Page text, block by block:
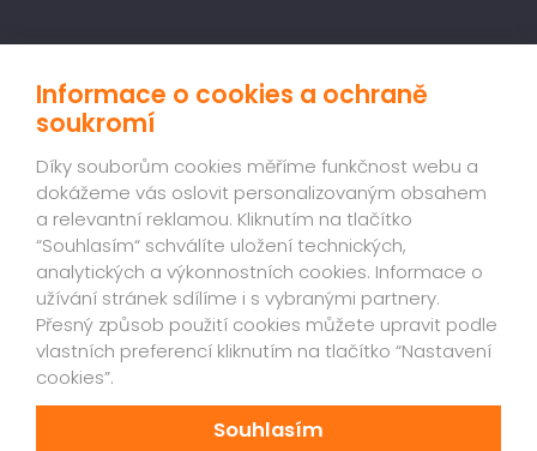
Ceník
NEWSLETTER
Registrujte se do našeho newsletteru, ať vám nic neunikne.
CS
newsletter
Registrovat
Informace o cookies a ochraně
soukromí
Díky souborům cookies měříme funkčnost webu a
dokážeme vás oslovit personalizovaným obsahem
a relevantní reklamou. Kliknutím na tlačítko
“Souhlasím“ schválíte uložení technických,
analytických a výkonnostních cookies. Informace o
užívání stránek sdílíme i s vybranými partnery.
Přesný způsob použití cookies můžete upravit podle
vlastních preferencí kliknutím na tlačítko “Nastavení
cookies”.
Souhlasím